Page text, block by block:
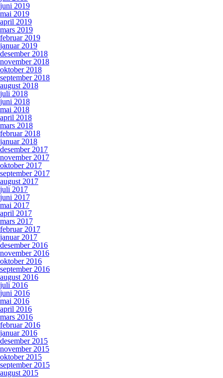
juni 2019
mai 2019
april 2019
mars 2019
februar 2019
januar 2019
desember 2018
november 2018
oktober 2018
september 2018
august 2018
juli 2018
juni 2018
mai 2018
april 2018
mars 2018
februar 2018
januar 2018
desember 2017
november 2017
oktober 2017
september 2017
august 2017
juli 2017
juni 2017
mai 2017
april 2017
mars 2017
februar 2017
januar 2017
desember 2016
november 2016
oktober 2016
september 2016
august 2016
juli 2016
juni 2016
mai 2016
april 2016
mars 2016
februar 2016
januar 2016
desember 2015
november 2015
oktober 2015
september 2015
august 2015